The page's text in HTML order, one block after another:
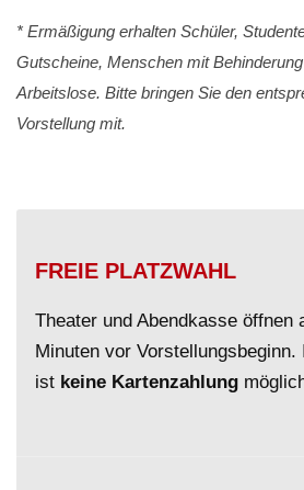
* Ermäßigung erhalten Schüler,
Gutscheine, Menschen mit
Arbeitslose. Bitte bringen Sie den
Vorstellung mit.
FREIE PLATZWAHL
Theater und Abendkasse öffnen
Minuten vor Vorstellungsbeginn.
ist keine Kartenzahlung